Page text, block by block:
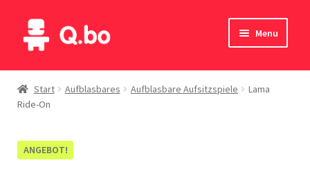
Skip
to
Skip
to
Menu
Home
Blog
Produkte
Start Aufblasbares Aufblasbare Aufsitzspiele
Lama
Ride-On
ANGEBOT!